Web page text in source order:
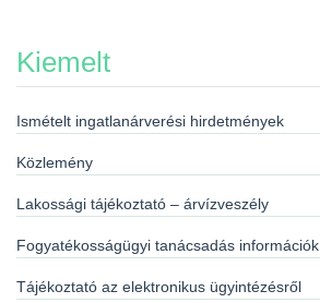
Kiemelt
Ismételt ingatlanárverési hirdetmények
Közlemény
Lakossági tájékoztató – árvízveszély
Fogyatékosságügyi tanácsadás információk
Tájékoztató az elektronikus ügyintézésről